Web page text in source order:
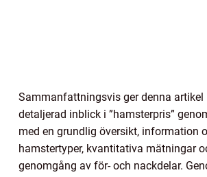
Sammanfattningsvis ger denna artikel
detaljerad inblick i ”hamsterpris”
med en grundlig översikt, information
hamstertyper, kvantitativa mätningar
genomgång av för- och nackdelar.